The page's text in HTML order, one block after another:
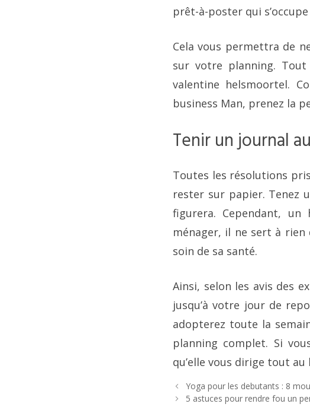
prêt-à-poster qui
Cela vous permettra de
sur votre planning.
valentine helsmoortel.
business Man, prenez la
Tenir un journal
Toutes les résolutions
rester sur papier. Tenez
figurera. Cependant,
ménager, il ne sert à rien
soin de sa santé.
Ainsi, selon les avis des
jusqu’à votre jour de
adopterez toute la
planning complet. Si
qu’elle vous dirige tout
Yoga pour les debutants : 8
5 astuces pour rendre fou un